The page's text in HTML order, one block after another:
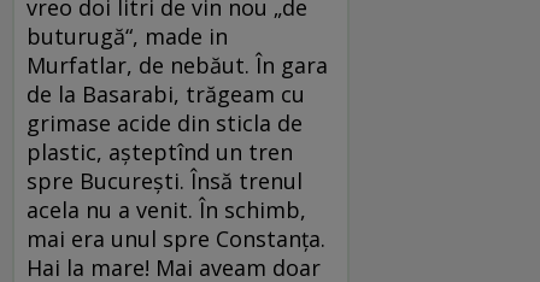
vreo doi litri de vin nou „de
buturugă“, made in
Murfatlar, de nebăut. În gara
de la Basarabi, trăgeam cu
grimase acide din sticla de
plastic, așteptînd un tren
spre București. Însă trenul
acela nu a venit. În schimb,
mai era unul spre Constanța.
Hai la mare! Mai aveam doar